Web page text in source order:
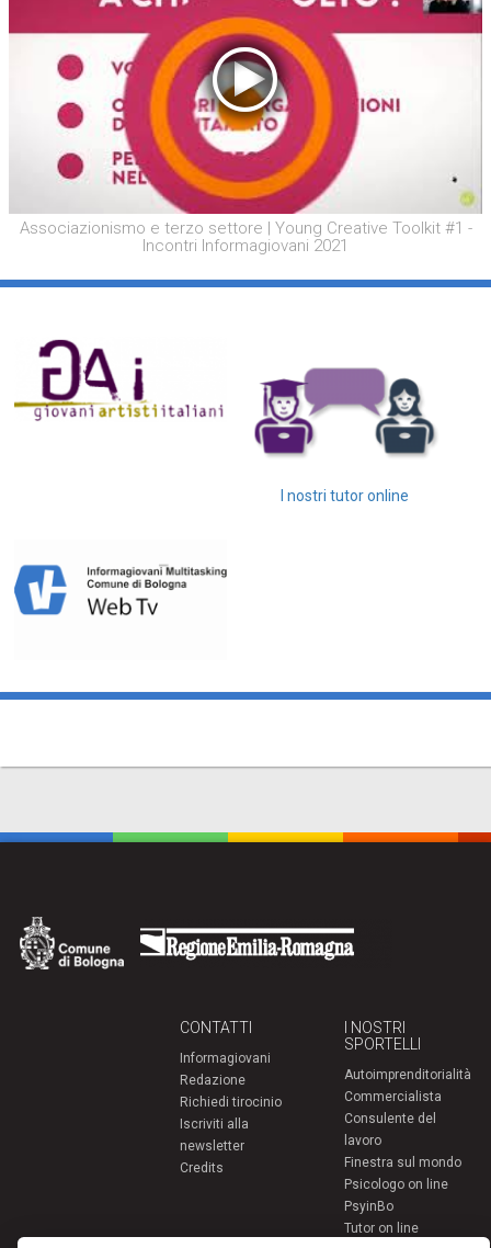
Associazionismo e terzo settore | Young Creative Toolkit #1 -
Incontri Informagiovani 2021
I nostri tutor online
CONTATTI
Informagiovani
Redazione
Richiedi tirocinio
Iscriviti alla
newsletter
Credits
I NOSTRI
SPORTELLI
Autoimprenditorialità
Commercialista
Consulente del
lavoro
Finestra sul mondo
Psicologo on line
PsyinBo
Tutor on line